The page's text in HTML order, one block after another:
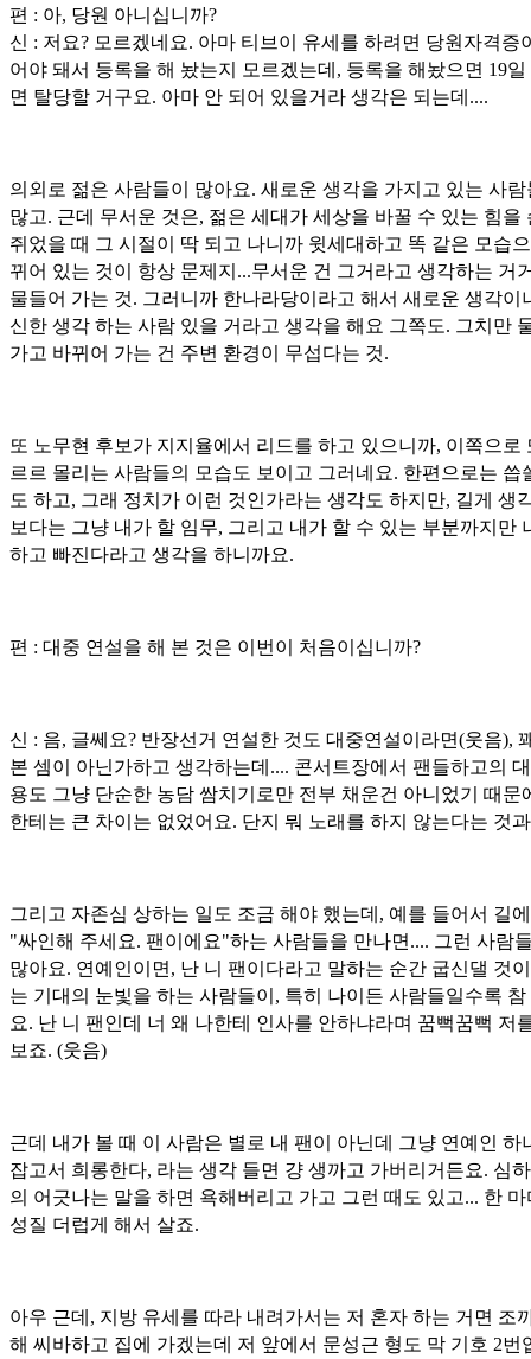
편 : 아, 당원 아니십니까?
신 : 저요? 모르겠네요. 아마 티브이 유세를 하려면 당원자격증
어야 돼서 등록을 해 놨는지 모르겠는데, 등록을 해놨으면 19일
면 탈당할 거구요. 아마 안 되어 있을거라 생각은 되는데....
의외로 젊은 사람들이 많아요. 새로운 생각을 가지고 있는 사람
많고. 근데 무서운 것은, 젊은 세대가 세상을 바꿀 수 있는 힘을
쥐었을 때 그 시절이 딱 되고 나니까 윗세대하고 똑 같은 모습
뀌어 있는 것이 항상 문제지...무서운 건 그거라고 생각하는 거
물들어 가는 것. 그러니까 한나라당이라고 해서 새로운 생각이
신한 생각 하는 사람 있을 거라고 생각을 해요 그쪽도. 그치만
가고 바뀌어 가는 건 주변 환경이 무섭다는 것.
또 노무현 후보가 지지율에서 리드를 하고 있으니까, 이쪽으로
르르 몰리는 사람들의 모습도 보이고 그러네요. 한편으로는 씁
도 하고, 그래 정치가 이런 것인가라는 생각도 하지만, 길게 생
보다는 그냥 내가 할 임무, 그리고 내가 할 수 있는 부분까지만
하고 빠진다라고 생각을 하니까요.
편 : 대중 연설을 해 본 것은 이번이 처음이십니까?
신 : 음, 글쎄요? 반장선거 연설한 것도 대중연설이라면(웃음),
본 셈이 아닌가하고 생각하는데.... 콘서트장에서 팬들하고의
용도 그냥 단순한 농담 쌈치기로만 전부 채운건 아니었기 때문
한테는 큰 차이는 없었어요. 단지 뭐 노래를 하지 않는다는 것
그리고 자존심 상하는 일도 조금 해야 했는데, 예를 들어서 길
"싸인해 주세요. 팬이에요"하는 사람들을 만나면.... 그런 사람
많아요. 연예인이면, 난 니 팬이다라고 말하는 순간 굽신댈 것
는 기대의 눈빛을 하는 사람들이, 특히 나이든 사람들일수록 참
요. 난 니 팬인데 너 왜 나한테 인사를 안하냐라며 꿈뻑꿈뻑 저
보죠. (웃음)
근데 내가 볼 때 이 사람은 별로 내 팬이 아닌데 그냥 연예인 하
잡고서 희롱한다, 라는 생각 들면 걍 생까고 가버리거든요. 심
의 어긋나는 말을 하면 욕해버리고 가고 그런 때도 있고... 한 마
성질 더럽게 해서 살죠.
아우 근데, 지방 유세를 따라 내려가서는 저 혼자 하는 거면 조
해 씨바하고 집에 가겠는데 저 앞에서 문성근 형도 막 기호 2번